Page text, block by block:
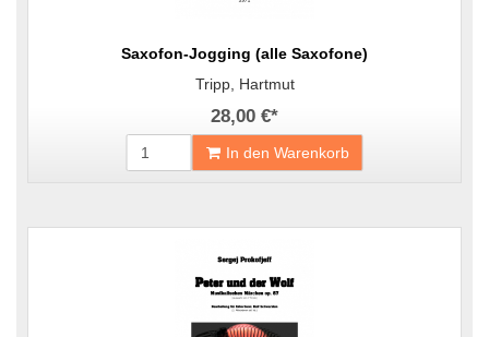
Saxofon-Jogging (alle Saxofone)
Tripp, Hartmut
28,00 €*
In den Warenkorb